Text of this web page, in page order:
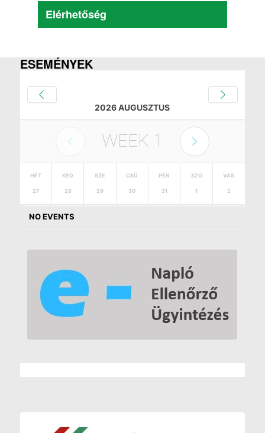
Elérhetőség
ESEMÉNYEK
2026 AUGUSZTUS
WEEK 1
HÉT
27
KED
28
SZE
29
CSÜ
30
PÉN
31
SZO
1
VAS
2
NO EVENTS